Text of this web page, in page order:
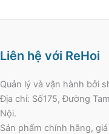
Liên hệ với ReHoi
Quản lý và vận hành bởi
Địa chỉ: Số175, Đường
Nội.
Sản phẩm chính hãng,